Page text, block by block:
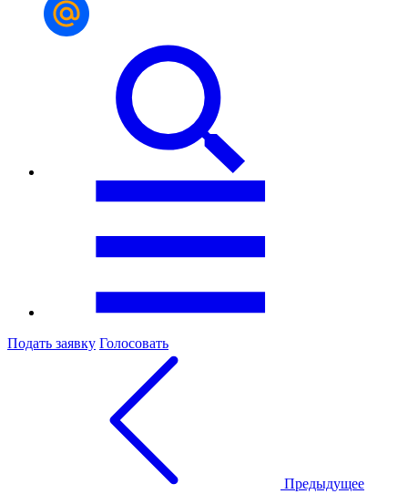
Подать заявку Голосовать
Предыдущее